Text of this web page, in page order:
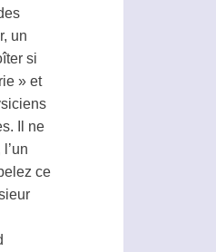
un
si
» et
Il ne
ce